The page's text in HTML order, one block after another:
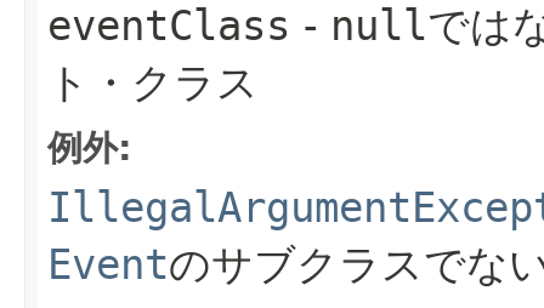
eventClass - nullでは
ト・クラス
例外:
Eventのサブクラスでな